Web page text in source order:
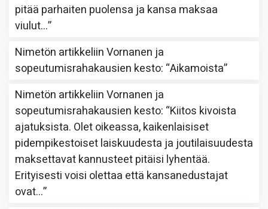
pitää parhaiten puolensa ja kansa maksaa
viulut…”
Nimetön artikkeliinVornanen ja
sopeutumisrahakausien kesto: “Aikamoista”
Nimetön artikkeliinVornanen ja
sopeutumisrahakausien kesto: “Kiitos kivoista
ajatuksista. Olet oikeassa, kaikenlaisiset
pidempikestoiset laiskuudesta ja joutilaisuudesta
maksettavat kannusteet pitäisi lyhentää.
Erityisesti voisi olettaa että kansanedustajat
ovat…”